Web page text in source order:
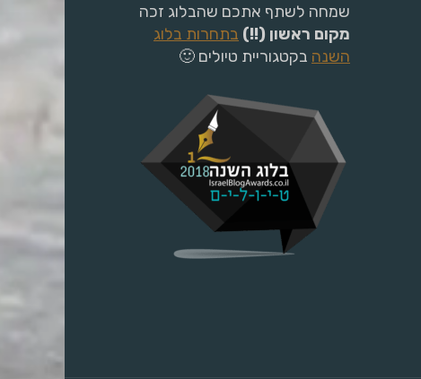
שמחה לשתף אתכם שהבלוג זכה
מקום ראשון (!!) בתחרות בלוג
השנה בקטגוריית טיולים 🙂